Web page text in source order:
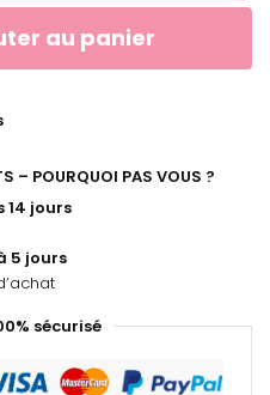
au panier
– POURQUOI PAS VOUS ?
14 jours
5 jours
sécurisé